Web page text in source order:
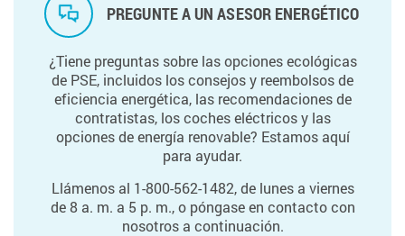
PREGUNTE A UN ASESOR ENERGÉTICO
¿Tiene preguntas sobre las opciones ecológicas
de PSE, incluidos los consejos y reembolsos de
eficiencia energética, las recomendaciones de
contratistas, los coches eléctricos y las
opciones de energía renovable? Estamos aquí
para ayudar.
Llámenos al 1-800-562-1482, de lunes a viernes
de 8 a. m. a 5 p. m., o póngase en contacto con
nosotros a continuación.